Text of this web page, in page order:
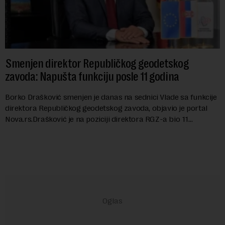
Smenjen direktor Republičkog geodetskog
zavoda: Napušta funkciju posle 11 godina
Borko Drašković smenjen je danas na sednici Vlade sa funkcije
direktora Republičkog geodetskog zavoda, objavio je portal
Nova.rs.Drašković je na poziciji direktora RGZ-a bio 11